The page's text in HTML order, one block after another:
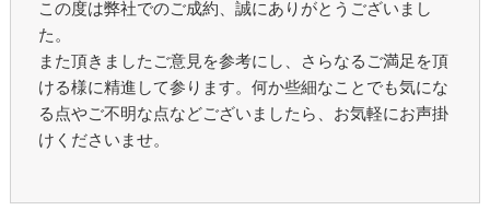
この度は弊社でのご成約、誠にありがとうございまし
た。
また頂きましたご意見を参考にし、さらなるご満足を頂
ける様に精進して参ります。何か些細なことでも気にな
る点やご不明な点などございましたら、お気軽にお声掛
けくださいませ。